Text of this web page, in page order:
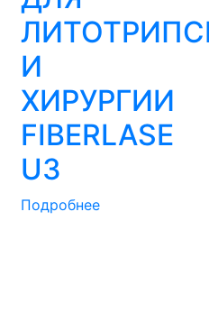
И
ХИРУРГИИ
FIBERLASE
U3
Подробнее